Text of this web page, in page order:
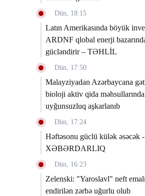
Dün, 18:15
Latın Amerikasında böyük
ARDNF qlobal enerji
gücləndirir – TƏHLİL
Dün, 17:50
Malayziyadan Azərbaycana
bioloji aktiv qida məhsullarında
uyğunsuzluq aşkarlanıb
Dün, 17:24
Həftəsonu güclü külək əsəcək -
XƏBƏRDARLIQ
Dün, 16:23
Zelenski: "Yaroslavl" neft
endirilən zərbə uğurlu olub